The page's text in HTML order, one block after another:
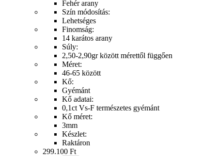
Fehér arany
Szín módosítás:
Lehetséges
Finomság:
14 karátos arany
Súly:
2,50-2,90gr között mérettől függően
Méret:
46-65 között
Kő:
Gyémánt
Kő adatai:
0,1ct Vs-F természetes gyémánt
Kő méret:
3mm
Készlet:
Raktáron
299.100 Ft